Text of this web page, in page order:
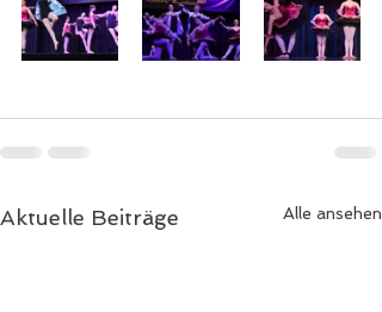
Aktuelle Beiträge Alle ansehen